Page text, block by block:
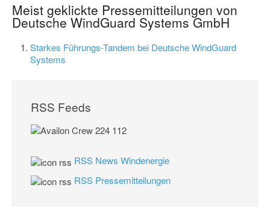
Meist geklickte Pressemitteilungen von
Deutsche WindGuard Systems GmbH
Starkes Führungs-Tandem bei Deutsche WindGuard
Systems
RSS Feeds
RSS News Windenergie
RSS Pressemitteilungen